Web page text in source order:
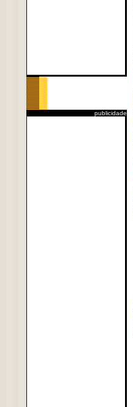
publicidade